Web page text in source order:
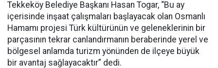
Tekkeköy Belediye Başkanı Hasan Togar, “Bu ay
içerisinde inşaat çalışmaları başlayacak olan Osmanlı
Hamamı projesi Türk kültürünün ve geleneklerinin bir
parçasının tekrar canlandırmanın beraberinde yerel ve
bölgesel anlamda turizm yönünden de ilçeye büyük
bir avantaj sağlayacaktır” dedi.